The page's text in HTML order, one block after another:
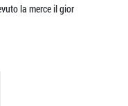
la merce il gior
Azienda seria.